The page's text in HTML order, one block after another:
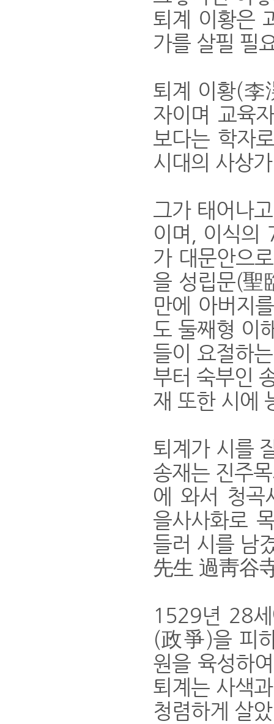
퇴계 이황은
가를 살필 필
퇴계 이황(
자이며 교육
보다는 학자
시대의 사상
그가 태어나
이며, 이식의
가 대문안으
을 성립문(聖
만에 아버지
도 둘째형 이
들이 요절하
부터 숙부인
재 또한 시에
퇴계가 시를
송재는 진주
에 와서 청곡
을사사화로
들러 시를 남
先生 過靑谷
1529년 28
(政爭)을 피
원을 육성하
퇴계는 사색
청렴하게 살